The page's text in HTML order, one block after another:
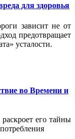
для здоровья
зависит не от
предотвращает
усталости.
во Времени и
его тайны